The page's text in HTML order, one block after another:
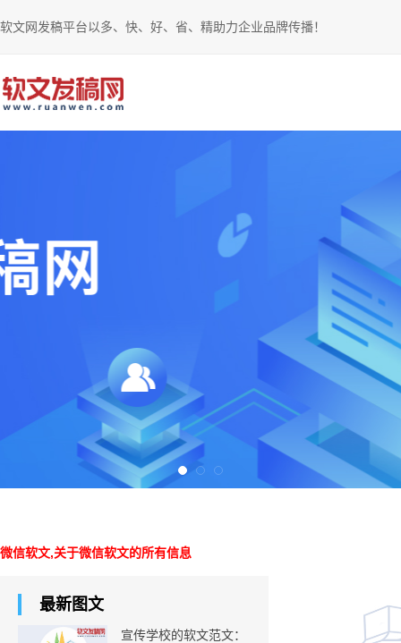
软文网发稿平台以多、快、好、省、精助力企业品牌传播！
微信软文,关于微信软文的所有信息
最新图文
宣传学校的软文范文：